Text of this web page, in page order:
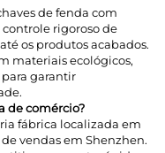
de fenda com
rigoroso de
os produtos acabados.
materiais ecológicos,
para garantir
de comércio?
fábrica localizada em
vendas em Shenzhen.